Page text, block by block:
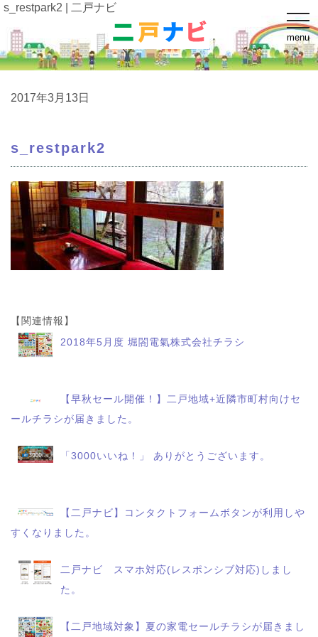
t
o
g
g
l
e
o
menu
s_restpark2 | 二戸ナビ
2017年3月13日
s_restpark2
【関連情報】
2018年5月度 堀閤電氣株式会社チラシ
【早秋セール開催！】二戸地域+近隣市町村向けセ
ールチラシが届きました。
「3000いいね！」 ありがとうございます。
【二戸ナビ】コンタクトフォームボタンが利用しや
すくなりました。
二戸ナビ スマホ対応(レスポンシブ対応)しまし
た。
【二戸地域対象】夏の家電セールチラシが届きまし